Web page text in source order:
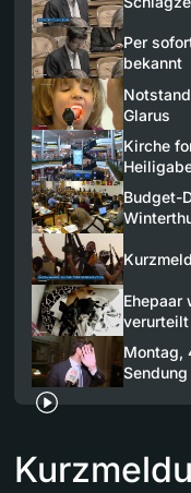
Per
bekannt
Glarus
Kirche
Budget-
Ehepaar
verurteilt
Montag,
Sendung